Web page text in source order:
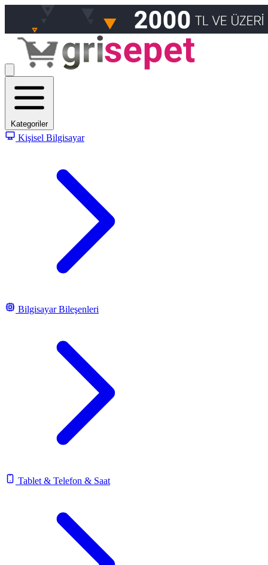
Kategoriler
Kişisel Bilgisayar
Bilgisayar Bileşenleri
Tablet & Telefon & Saat